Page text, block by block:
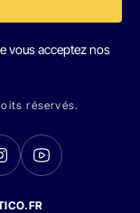
vous acceptez nos
réservés.